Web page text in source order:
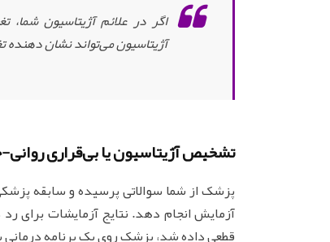
اگر در علائم آژیتاسیون شما،
آژیتاسیون می‌تواند نشان
تشخیص آژیتاسیون یا بی‌قراری
پزشک از شما سوالاتی پرسیده و سابقه
آزمایش انجام دهد. نتایج آزمایشات برای
قطعی داده شد، پزشک روی یک برنامه درمانی